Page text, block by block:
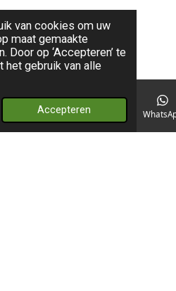
van cookies om uw
maat gemaakte
Door op ‘Accepteren’ te
het gebruik van alle
Accepteren
Kaart